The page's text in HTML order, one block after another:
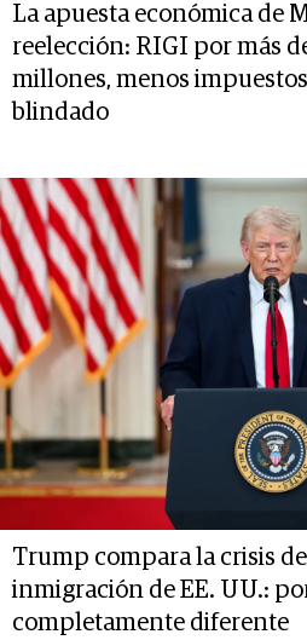
La apuesta económica de
reelección: RIGI por más
millones, menos
blindado
Trump compara la crisis
inmigración de EE. UU.:
completamente diferente